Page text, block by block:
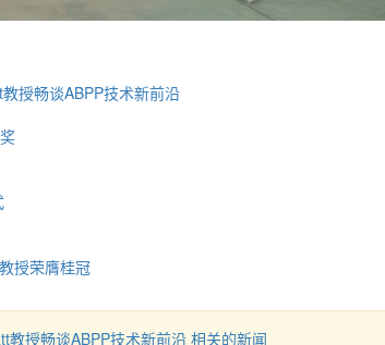
授畅谈ABPP技术新前沿
授荣膺桂冠
授畅谈ABPP技术新前沿 相关的新闻